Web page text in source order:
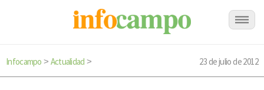
Infocampo > Actualidad > 23 de julio de 2012